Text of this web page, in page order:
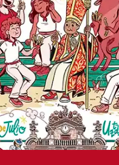
y toda la información